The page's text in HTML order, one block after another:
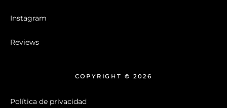
Instagram
Reviews
COPYRIGHT © 2026
Política de privacidad